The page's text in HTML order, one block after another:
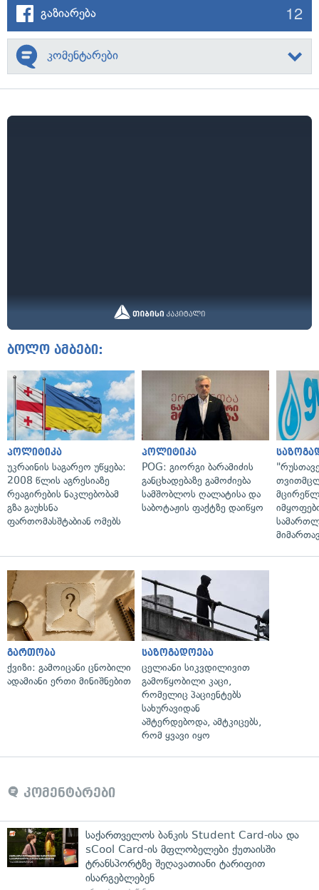
გაზიარება 12
კომენტარები
ბოლო ამბები:
პოლიტიკა
უკრაინის საგარეო უწყება:
2008 წლის აგრესიაზე
რეაგირების ნაკლებობამ
გზა გაუხსნა
ფართომასშტაბიან ომებს
პოლიტიკა
POG: გიორგი ბარამიძის
განცხადებაზე გამოძიება
სამშობლოს ღალატისა და
საბოტაჟის ფაქტზე დაიწყო
გართობა
ქვიზი: გამოიცანი ცნობილი
ადამიანი ერთი მინიშნებით
საზოგადოება
ცელიანი სიკვდილივით
გამოწყობილი კაცი,
რომელიც პაციენტებს
სახურავიდან
აშტერდებოდა, ამტკიცებს,
რომ ყვავი იყო
კომენტარები
საქართველოს ბანკის Student Card-ისა და
sCool Card-ის მფლობელები ქუთაისში
ტრანსპორტზე შეღავათიანი ტარიფით
ისარგებლებენ